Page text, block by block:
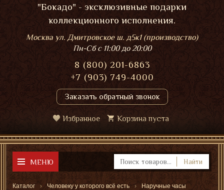
"Бокадо" - эксклюзивные подарки
коллекционного исполнения.
Москва ул. Дмитровское ш. д5к1 (производство)
Пн-Сбс 11:00 до 20:00
8 (800) 201-6863
+7 (903) 749-4000
Заказать обратный звонок
Избранное Корзина пуста
МЕНЮ Найти
Каталог Человеку у которого всё есть
Наручные часы